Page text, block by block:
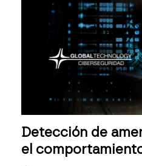
Detección de
el